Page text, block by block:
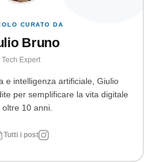
CURATO DA
Bruno
Tech Expert
e intelligenza artificiale, Giulio
per semplificare la vita digitale
oltre 10 anni.
Tutti i post